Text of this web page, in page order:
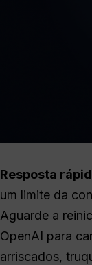
Resposta
um limite da
Aguarde a
OpenAI para
arriscados,